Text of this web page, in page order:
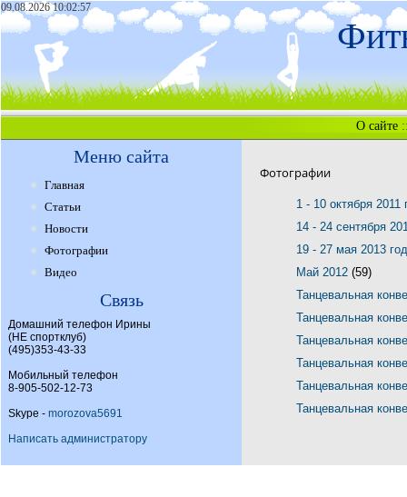
09.08.2026 10:02:57
О сайте
Меню сайта
Главная
Статьи
Новости
Фотографии
Видео
Связь
Домашний телефон Ирины
(НЕ спортклуб)
(495)353-43-33
Мобильный телефон
8-905-502-12-73
Skype - morozova5691
Написать администратору
Фотографии
1 - 10 октября 2011
14 - 24 сентября
19 - 27 мая 2013
Май 2012 (59)
Танцевальная
Танцевальная
Танцевальная
Танцевальная
Танцевальная
Танцевальная